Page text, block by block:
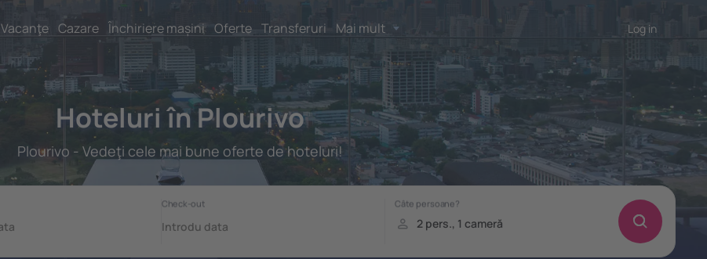
Vacanţe Cazare Închiriere mașini Oferte Transferuri Mai mult Log in
Hoteluri în Plourivo
Plourivo - Vedeţi cele mai bune oferte de hoteluri!